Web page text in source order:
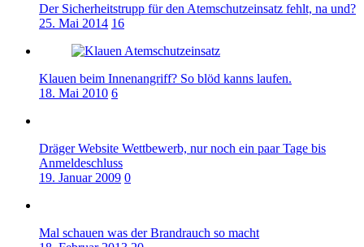
Der Sicherheitstrupp für den Atemschutzeinsatz fehlt, na und?
25. Mai 2014 16
Klauen beim Innenangriff? So blöd kanns laufen.
18. Mai 2010 6
Dräger Website Wettbewerb, nur noch ein paar Tage bis
Anmeldeschluss
19. Januar 2009 0
Mal schauen was der Brandrauch so macht